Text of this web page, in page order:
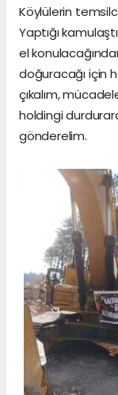
Köylülerin
Yaptığı
el
doğuracağı için
çıkalım,
holdingi
gönderelim.